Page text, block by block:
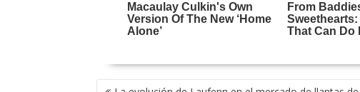
NAVEGACIÓN